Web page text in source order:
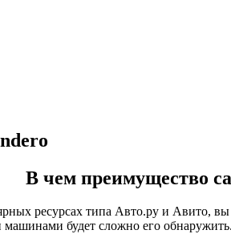
В чем преимущество
ресурсах типа Авто.ру и Авито,
будет сложно его обнаружить.